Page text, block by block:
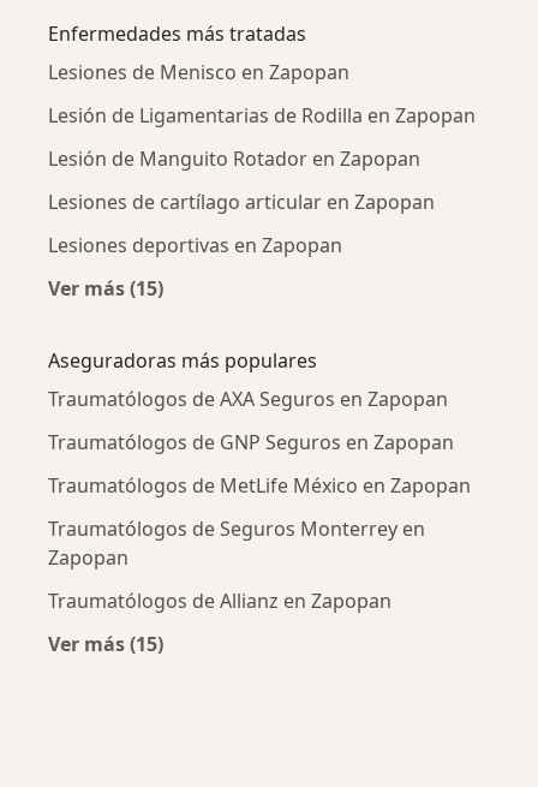
Enfermedades más tratadas
Lesiones de Menisco en Zapopan
Lesión de Ligamentarias de Rodilla en Zapopan
Lesión de Manguito Rotador en Zapopan
Lesiones de cartílago articular en Zapopan
Lesiones deportivas en Zapopan
Ver más (15)
Aseguradoras más populares
Traumatólogos de AXA Seguros en Zapopan
Traumatólogos de GNP Seguros en Zapopan
Traumatólogos de MetLife México en Zapopan
Traumatólogos de Seguros Monterrey en
Zapopan
Traumatólogos de Allianz en Zapopan
Ver más (15)